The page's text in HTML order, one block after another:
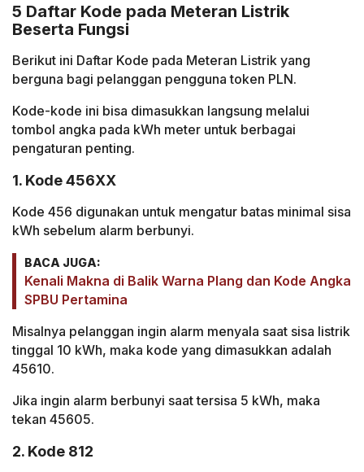
5 Daftar Kode pada Meteran Listrik
Beserta Fungsi
Berikut ini Daftar Kode pada Meteran Listrik yang
berguna bagi pelanggan pengguna token PLN.
Kode-kode ini bisa dimasukkan langsung melalui
tombol angka pada kWh meter untuk berbagai
pengaturan penting.
1. Kode 456XX
Kode 456 digunakan untuk mengatur batas minimal sisa
kWh sebelum alarm berbunyi.
BACA JUGA:
Kenali Makna di Balik Warna Plang dan Kode Angka
SPBU Pertamina
Misalnya pelanggan ingin alarm menyala saat sisa listrik
tinggal 10 kWh, maka kode yang dimasukkan adalah
45610.
Jika ingin alarm berbunyi saat tersisa 5 kWh, maka
tekan 45605.
2. Kode 812